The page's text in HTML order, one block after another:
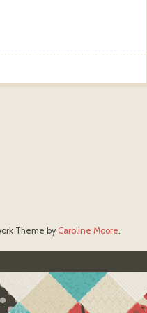
Theme by Caroline Moore